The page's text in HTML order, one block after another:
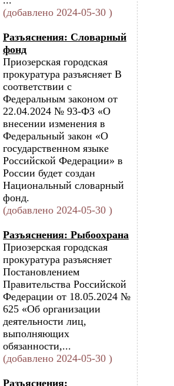
(добавлено 2024-05-30 )
Разъяснения: Словарный
фонд
Приозерская городская
прокуратура разъясняет В
соответствии с
Федеральным законом от
22.04.2024 № 93-ФЗ «О
внесении изменения в
Федеральный закон «О
государственном языке
Российской Федерации» в
России будет создан
Национальный словарный
фонд.
(добавлено 2024-05-30 )
Разъяснения: Рыбоохрана
Приозерская городская
прокуратура разъясняет
Постановлением
Правительства Российской
Федерации от 18.05.2024 №
625 «Об организации
деятельности лиц,
выполняющих
обязанности,...
(добавлено 2024-05-30 )
Разъяснения: